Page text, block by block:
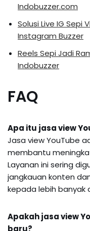
Indobuzzer.com
Solusi Live IG Sepi
Instagram Buzzer
Reels Sepi Jadi
Indobuzzer
FAQ
Apa itu jasa view
Jasa view YouTube
membantu
Layanan ini sering
jangkauan konten
kepada lebih banyak
Apakah jasa view
baru?